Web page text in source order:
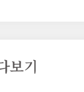
보기